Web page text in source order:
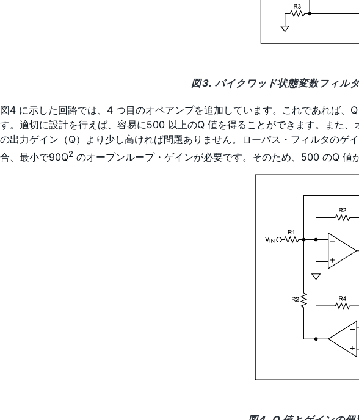
図3. バイクワッド状態変数フィル
図4 に示した回路では、4 つ目のオペアンプを追加しています。これであれば
す。適切に設計を行えば、容易に500 以上のQ 値を得ることができます。また
の出力ゲイン（Q）より少し高ければ問題ありません。ローパス・フィルタの
合、最小で90Q2 のオープンループ・ゲインが必要です。そのため、500 のQ 値